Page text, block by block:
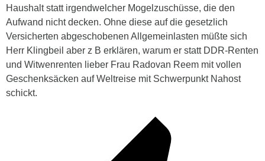
Haushalt statt irgendwelcher Mogelzuschüsse, die den
Aufwand nicht decken. Ohne diese auf die gesetzlich
Versicherten abgeschobenen Allgemeinlasten müßte sich
Herr Klingbeil aber z B erklären, warum er statt DDR-Renten
und Witwenrenten lieber Frau Radovan Reem mit vollen
Geschenksäcken auf Weltreise mit Schwerpunkt Nahost
schickt.